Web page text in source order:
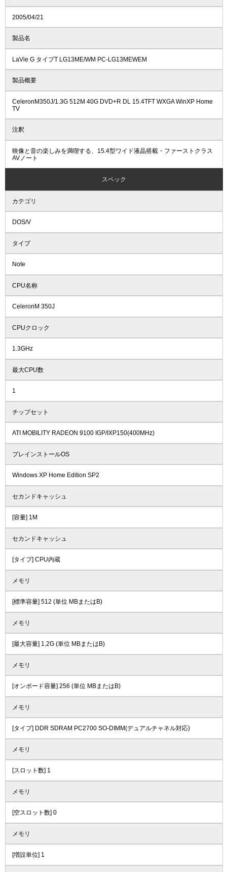
2005/04/21
製品名
LaVie G タイプT LG13ME/WM PC-LG13MEWEM
製品概要
CeleronM350J/1.3G 512M 40G DVD+R DL 15.4TFT WXGA WinXP Home
TV
注釈
映像と音の楽しみを満喫する、15.4型ワイド液晶搭載・ファーストクラス
AVノート
スペック
カテゴリ
DOS/V
タイプ
Note
CPU名称
CeleronM 350J
CPUクロック
1.3GHz
最大CPU数
1
チップセット
ATI MOBILITY RADEON 9100 IGP/IXP150(400MHz)
プレインストールOS
Windows XP Home Edition SP2
セカンドキャッシュ
[容量] 1M
セカンドキャッシュ
[タイプ] CPU内蔵
メモリ
[標準容量] 512 (単位 MBまたはB)
メモリ
[最大容量] 1.2G (単位 MBまたはB)
メモリ
[オンボード容量] 256 (単位 MBまたはB)
メモリ
[タイプ] DDR SDRAM PC2700 SO-DIMM(デュアルチャネル対応)
メモリ
[スロット数] 1
メモリ
[空スロット数] 0
メモリ
[増設単位] 1